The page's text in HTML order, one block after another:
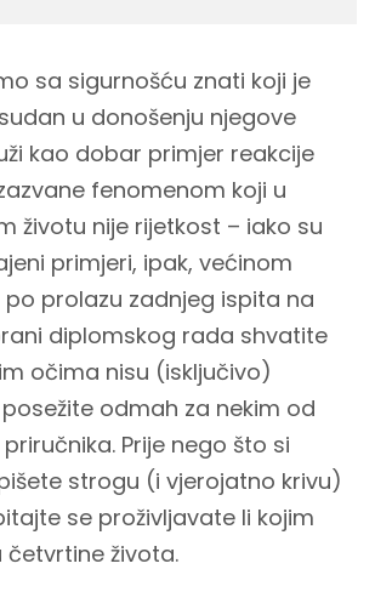
sa sigurnošću znati koji je
u donošenju njegove
kao dobar primjer reakcije
fenomenom koji u
životu nije rijetkost – iako su
primjeri, ipak, većinom
po prolazu zadnjeg ispita na
diplomskog rada shvatite
očima nisu (isključivo)
odmah za nekim od
Prije nego što si
strogu (i vjerojatno krivu)
se proživljavate li kojim
četvrtine života.